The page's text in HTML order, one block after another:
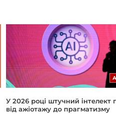
У 2026 році штучний інтелект
від ажіотажу до прагматизму